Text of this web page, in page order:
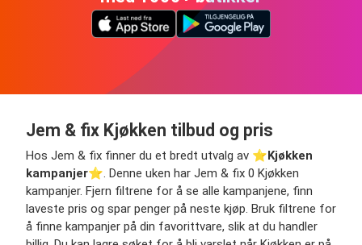
Jem & fix Kjøkken tilbud og pris
Hos Jem & fix finner du et bredt utvalg av ⭐️Kjøkken
kampanjer⭐️. Denne uken har Jem & fix 0 Kjøkken
kampanjer. Fjern filtrene for å se alle kampanjene, finn
laveste pris og spar penger på neste kjøp. Bruk filtrene for
å finne kampanjer på din favorittvare, slik at du handler